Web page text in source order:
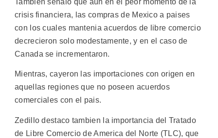
crisis financiera, las compras de Mexico a paises
con los cuales mantenia acuerdos de libre comercio
decrecieron solo modestamente, y en el caso de
Canada se incrementaron.
Mientras, cayeron las importaciones con origen en
aquellas regiones que no poseen acuerdos
comerciales con el pais.
Zedillo destaco tambien la importancia del Tratado
de Libre Comercio de America del Norte (TLC), que